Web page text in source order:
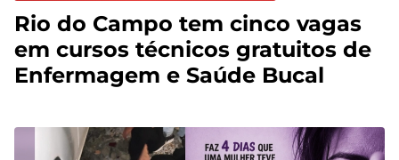
Rio do Campo tem cinco vagas
em cursos técnicos gratuitos de
Enfermagem e Saúde Bucal